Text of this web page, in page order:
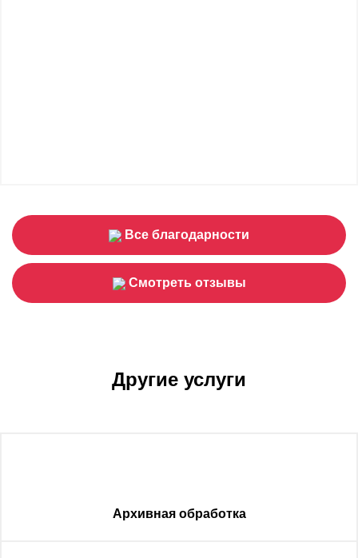
Все благодарности
Смотреть отзывы
Другие услуги
Архивная обработка